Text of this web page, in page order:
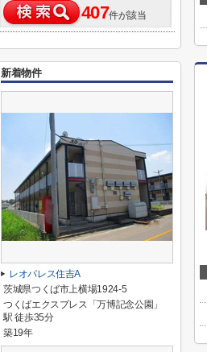
407件が該当
新着物件
レオパレス住吉A
茨城県つくば市上横場1924-5
つくばエクスプレス「万博記念公園」
駅 徒歩35分
築19年